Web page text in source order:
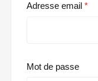
Adresse email
Mot de passe